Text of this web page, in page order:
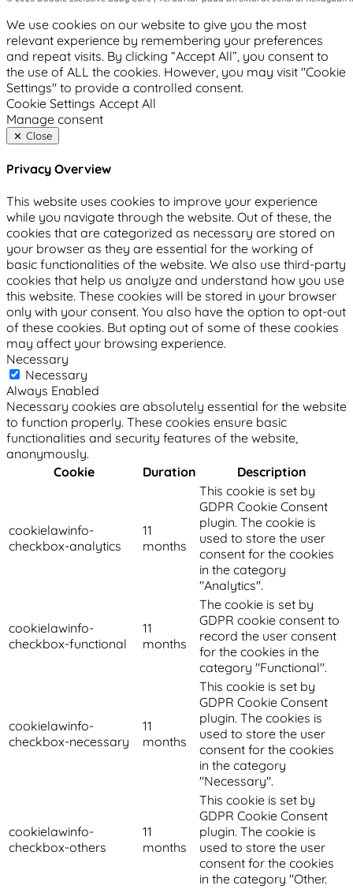
We use cookies on our website to give you the most
relevant experience by remembering your preferences
and repeat visits. By clicking “Accept All”, you consent to
the use of ALL the cookies. However, you may visit "Cookie
Settings" to provide a controlled consent.
Cookie Settings Accept All
Manage consent
Close
Privacy Overview
This website uses cookies to improve your experience
while you navigate through the website. Out of these, the
cookies that are categorized as necessary are stored on
your browser as they are essential for the working of
basic functionalities of the website. We also use third-party
cookies that help us analyze and understand how you use
this website. These cookies will be stored in your browser
only with your consent. You also have the option to opt-out
of these cookies. But opting out of some of these cookies
may affect your browsing experience.
Necessary
Necessary
Always Enabled
Necessary cookies are absolutely essential for the website
to function properly. These cookies ensure basic
functionalities and security features of the website,
anonymously.
Cookie
Duration Description
cookielawinfo-
checkbox-analytics
11
months
This cookie is set by
GDPR Cookie Consent
plugin. The cookie is
used to store the user
consent for the cookies
in the category
"Analytics".
cookielawinfo-
checkbox-functional
11
months
The cookie is set by
GDPR cookie consent to
record the user consent
for the cookies in the
category "Functional".
cookielawinfo-
checkbox-necessary
11
months
This cookie is set by
GDPR Cookie Consent
plugin. The cookies is
used to store the user
consent for the cookies
in the category
"Necessary".
cookielawinfo-
checkbox-others
11
months
This cookie is set by
GDPR Cookie Consent
plugin. The cookie is
used to store the user
consent for the cookies
in the category "Other.